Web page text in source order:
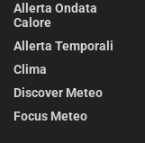
Allerta Ondata
Calore
Allerta Temporali
Clima
Discover Meteo
Focus Meteo